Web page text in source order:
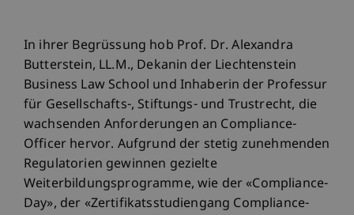
In ihrer Begrüssung hob Prof. Dr. Alexandra
Butterstein, LL.M., Dekanin der Liechtenstein
Business Law School und Inhaberin der Professur
für Gesellschafts-, Stiftungs- und Trustrecht, die
wachsenden Anforderungen an Compliance-
Officer hervor. Aufgrund der stetig zunehmenden
Regulatorien gewinnen gezielte
Weiterbildungsprogramme, wie der «Compliance-
Day», der «Zertifikatsstudiengang Compliance-